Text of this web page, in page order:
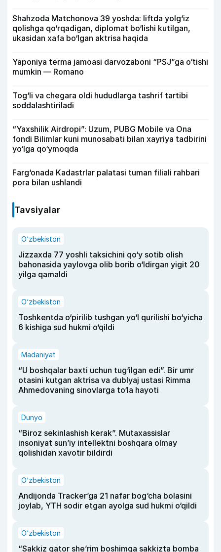
Shahzoda Matchonova 39 yoshda: liftda yolg‘iz
qolishga qo‘rqadigan, diplomat bo‘lishi kutilgan,
ukasidan xafa bo‘lgan aktrisa haqida
Yaponiya terma jamoasi darvozaboni “PSJ”ga o‘tishi
mumkin — Romano
Tog‘li va chegara oldi hududlarga tashrif tartibi
soddalashtiriladi
“Yaxshilik Airdropi”: Uzum, PUBG Mobile va Ona
fondi Bilimlar kuni munosabati bilan xayriya tadbirini
yo‘lga qo‘ymoqda
Farg‘onada Kadastrlar palatasi tuman filiali rahbari
pora bilan ushlandi
Tavsiyalar
O‘zbekiston
Jizzaxda 77 yoshli taksichini qo‘y sotib olish
bahonasida yaylovga olib borib o‘ldirgan yigit 20
yilga qamaldi
O‘zbekiston
Toshkentda o‘pirilib tushgan yo‘l qurilishi bo‘yicha
6 kishiga sud hukmi o‘qildi
Madaniyat
“U boshqalar baxti uchun tug‘ilgan edi”. Bir umr
otasini kutgan aktrisa va dublyaj ustasi Rimma
Ahmedovaning sinovlarga to‘la hayoti
Dunyo
“Biroz sekinlashish kerak”. Mutaxassislar
insoniyat sun’iy intellektni boshqara olmay
qolishidan xavotir bildirdi
O‘zbekiston
Andijonda Tracker’ga 21 nafar bog‘cha bolasini
joylab, YTH sodir etgan ayolga sud hukmi o‘qildi
O‘zbekiston
“Sakkiz qator she’rim boshimga sakkizta bomba